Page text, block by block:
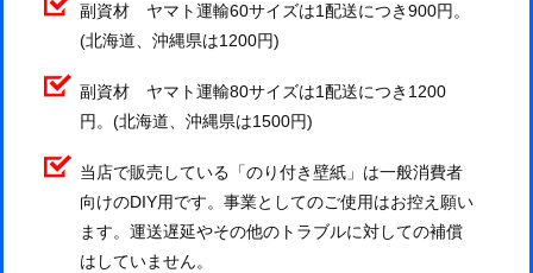
副資材 ヤマト運輸60サイズは1配送につき900円。
(北海道、沖縄県は1200円)
副資材 ヤマト運輸80サイズは1配送につき1200
円。(北海道、沖縄県は1500円)
当店で販売している「のり付き壁紙」は一般消費者
向けのDIY用です。事業としてのご使用はお控え願い
ます。運送遅延やその他のトラブルに対しての補償
はしていません。